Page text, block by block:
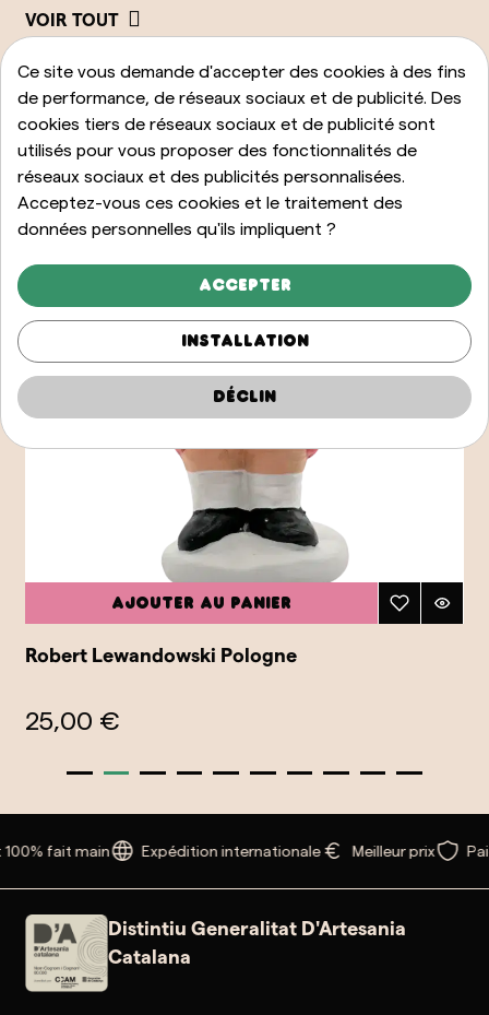
VOIR TOUT
Ajouter au panier
Robert Lewandowski Pologne
25,00 €
fait main Expédition internationale Meilleur prix
Distintiu Generalitat D'Artesania
Catalana
Ce site vous demande d'accepter des cookies à des fins
de performance, de réseaux sociaux et de publicité. Des
cookies tiers de réseaux sociaux et de publicité sont
utilisés pour vous proposer des fonctionnalités de
réseaux sociaux et des publicités personnalisées.
Acceptez-vous ces cookies et le traitement des
données personnelles qu'ils impliquent ?
Accepter
Installation
Déclin